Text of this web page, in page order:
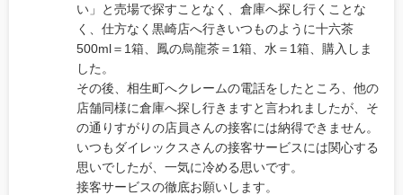
い」と売場で探すことなく、倉庫へ探し行くことな
く、仕方なく黒崎店へ行きいつものように十六茶
500ml＝1箱、鳳の烏龍茶＝1箱、水＝1箱、購入しま
した。
その後、相生町へクレームの電話をしたところ、他の
店舗同様に倉庫へ探し行きますと言われましたが、そ
の通りすがりの店員さんの接客には納得できません。
いつもダイレックスさんの接客サービスには関心する
思いでしたが、一気に冷める思いです。
接客サービスの徹底お願いします。